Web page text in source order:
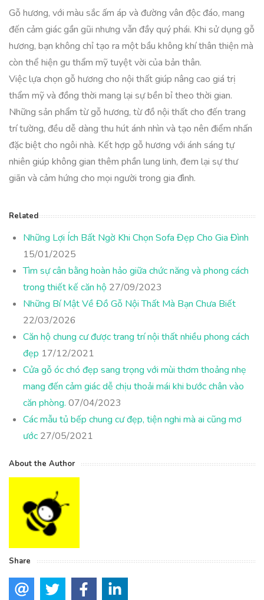
Gỗ hương, với màu sắc ấm áp và đường vân độc đáo, mang
đến cảm giác gần gũi nhưng vẫn đầy quý phái. Khi sử dụng gỗ
hương, bạn không chỉ tạo ra một bầu không khí thân thiện mà
còn thể hiện gu thẩm mỹ tuyệt vời của bản thân.
Việc lựa chọn gỗ hương cho nội thất giúp nâng cao giá trị
thẩm mỹ và đồng thời mang lại sự bền bỉ theo thời gian.
Những sản phẩm từ gỗ hương, từ đồ nội thất cho đến trang
trí tường, đều dễ dàng thu hút ánh nhìn và tạo nên điểm nhấn
đặc biệt cho ngôi nhà. Kết hợp gỗ hương với ánh sáng tự
nhiên giúp không gian thêm phần lung linh, đem lại sự thư
giãn và cảm hứng cho mọi người trong gia đình.
Related
Những Lợi Ích Bất Ngờ Khi Chọn Sofa Đẹp Cho Gia Đình
15/01/2025
Tìm sự cân bằng hoàn hảo giữa chức năng và phong cách
trong thiết kế căn hộ 27/09/2023
Những Bí Mật Về Đồ Gỗ Nội Thất Mà Bạn Chưa Biết
22/03/2026
Căn hộ chung cư được trang trí nội thất nhiều phong cách
đẹp 17/12/2021
Cửa gỗ óc chó đẹp sang trọng với mùi thơm thoảng nhẹ
mang đến cảm giác dễ chịu thoải mái khi bước chân vào
căn phòng. 07/04/2023
Các mẫu tủ bếp chung cư đẹp, tiện nghi mà ai cũng mơ
ước 27/05/2021
About the Author
Share